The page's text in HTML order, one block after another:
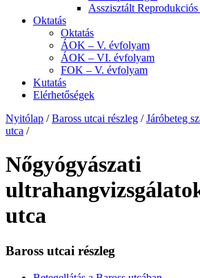
Asszisztált
Oktatás
Oktatás
ÁOK – V. évfolyam
ÁOK – VI. évfolyam
FOK – V. évfolyam
Kutatás
Elérhetőségek
Nyitólap / Baross utcai részleg / Járóbeteg
utca /
Nőgyógyászati
utca
Baross utcai részleg